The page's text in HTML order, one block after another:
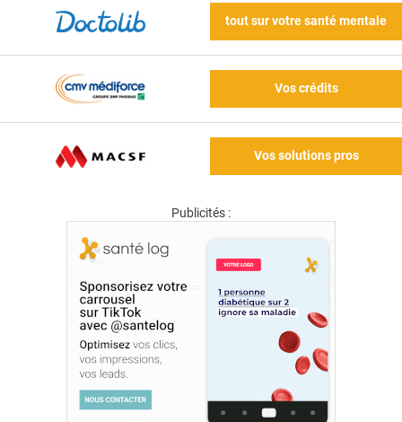
tout sur votre santé mentale
Vos crédits
Vos solutions pros
Publicités :